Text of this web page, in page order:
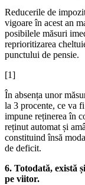
Reducerile de
vigoare în acest an
posibilele măsuri
reprioritizarea
punctului de pensie.
[1]
În absența unor
la 3 procente, ce va
impune reținerea în
reținut automat și
constituind însă
de deficit.
6. Totodată, există
pe viitor.